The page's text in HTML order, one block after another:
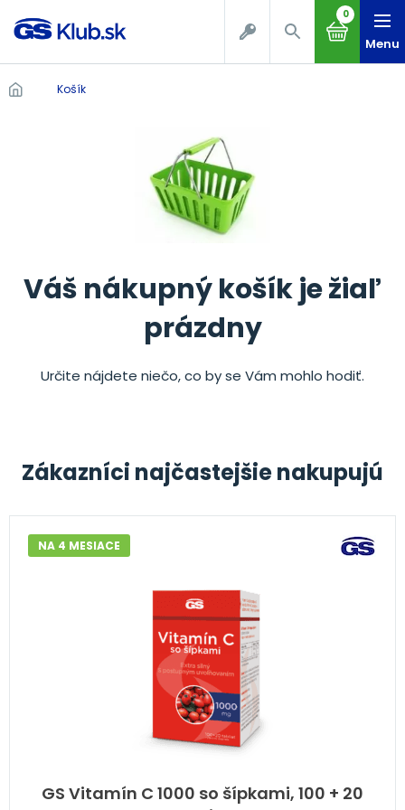
0
Menu
Košík
Váš nákupný košík je žiaľ
prázdny
Určite nájdete niečo, co by se Vám mohlo hodiť.
Zákazníci najčastejšie nakupujú
GS Vitamín C 1000 so šípkami, 100 + 20
NA 4 MESIACE